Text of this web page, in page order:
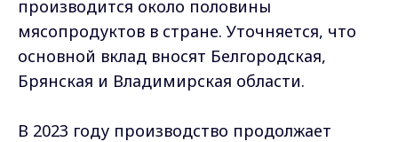
производится около половины
мясопродуктов в стране. Уточняется, что
основной вклад вносят Белгородская,
Брянская и Владимирская области.
В 2023 году производство продолжает